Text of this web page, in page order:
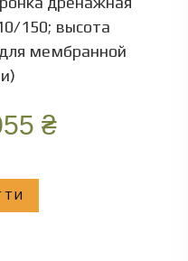
150; высота
мембранной
₴